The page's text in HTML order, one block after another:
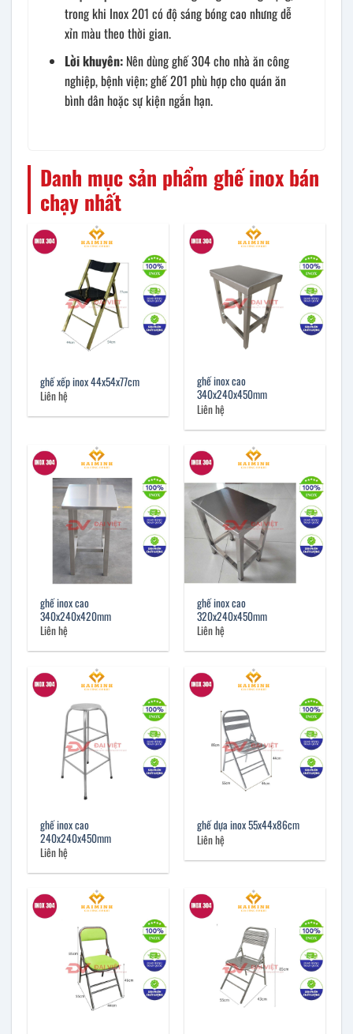
trong khi Inox 201 có độ sáng bóng cao nhưng dễ
xỉn màu theo thời gian.
Lời khuyên: Nên dùng ghế 304 cho nhà ăn công
nghiệp, bệnh viện; ghế 201 phù hợp cho quán ăn
bình dân hoặc sự kiện ngắn hạn.
Danh mục sản phẩm ghế inox bán
chạy nhất
ghế xếp inox 44x54x77cm
Liên hệ
ghế inox cao
340x240x450mm
Liên hệ
ghế inox cao
340x240x420mm
Liên hệ
ghế inox cao
320x240x450mm
Liên hệ
ghế inox cao
240x240x450mm
Liên hệ
ghế dựa inox 55x44x86cm
Liên hệ